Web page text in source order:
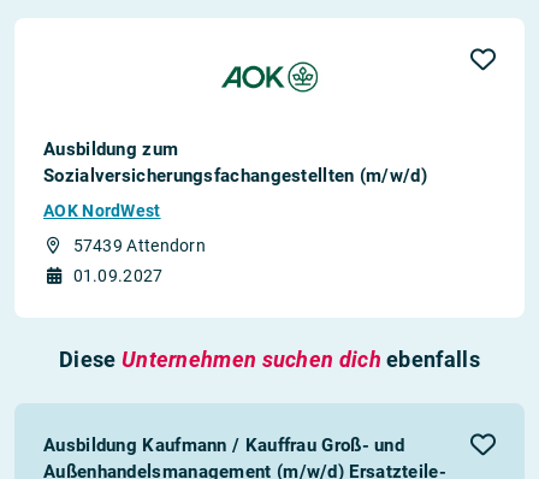
Ausbildung zum
Sozialversicherungsfachangestellten (m/w/d)
AOK NordWest
57439 Attendorn
01.09.2027
Diese Unternehmen suchen dich ebenfalls
Ausbildung Kaufmann / Kauffrau Groß- und
Außenhandelsmanagement (m/w/d) Ersatzteile-